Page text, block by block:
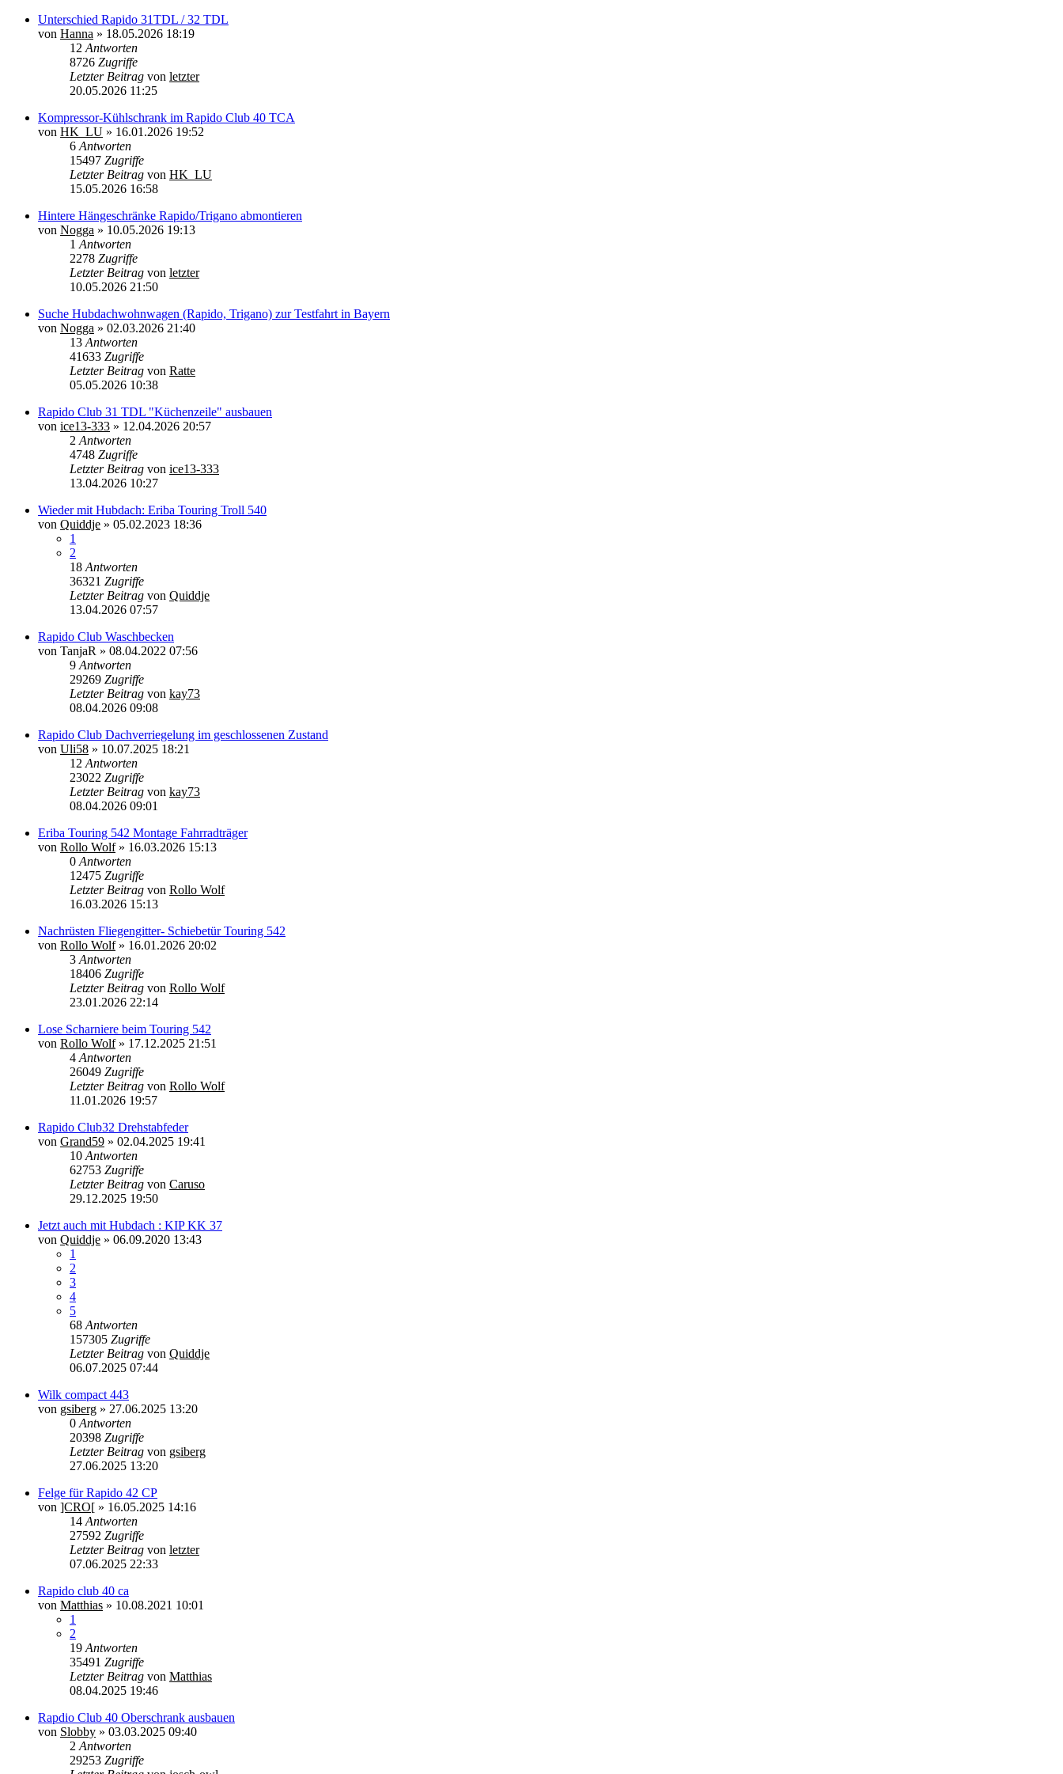
Unterschied Rapido 31TDL / 32 TDL
von Hanna » 18.05.2026 18:19
12 Antworten
8726 Zugriffe
Letzter Beitrag von letzter
20.05.2026 11:25
Kompressor-Kühlschrank im Rapido Club 40 TCA
von HK_LU » 16.01.2026 19:52
6 Antworten
15497 Zugriffe
Letzter Beitrag von HK_LU
15.05.2026 16:58
Hintere Hängeschränke Rapido/Trigano abmontieren
von Nogga » 10.05.2026 19:13
1 Antworten
2278 Zugriffe
Letzter Beitrag von letzter
10.05.2026 21:50
Suche Hubdachwohnwagen (Rapido, Trigano) zur Testfahrt in Bayern
von Nogga » 02.03.2026 21:40
13 Antworten
41633 Zugriffe
Letzter Beitrag von Ratte
05.05.2026 10:38
Rapido Club 31 TDL "Küchenzeile" ausbauen
von ice13-333 » 12.04.2026 20:57
2 Antworten
4748 Zugriffe
Letzter Beitrag von ice13-333
13.04.2026 10:27
Wieder mit Hubdach: Eriba Touring Troll 540
von Quiddje » 05.02.2023 18:36
1
2
18 Antworten
36321 Zugriffe
Letzter Beitrag von Quiddje
13.04.2026 07:57
Rapido Club Waschbecken
von TanjaR » 08.04.2022 07:56
9 Antworten
29269 Zugriffe
Letzter Beitrag von kay73
08.04.2026 09:08
Rapido Club Dachverriegelung im geschlossenen Zustand
von Uli58 » 10.07.2025 18:21
12 Antworten
23022 Zugriffe
Letzter Beitrag von kay73
08.04.2026 09:01
Eriba Touring 542 Montage Fahrradträger
von Rollo Wolf» 16.03.2026 15:13
0 Antworten
12475 Zugriffe
Letzter Beitrag von Rollo Wolf
16.03.2026 15:13
Nachrüsten Fliegengitter- Schiebetür Touring 542
von Rollo Wolf» 16.01.2026 20:02
3 Antworten
18406 Zugriffe
Letzter Beitrag von Rollo Wolf
23.01.2026 22:14
Lose Scharniere beim Touring 542
von Rollo Wolf» 17.12.2025 21:51
4 Antworten
26049 Zugriffe
Letzter Beitrag von Rollo Wolf
11.01.2026 19:57
Rapido Club32 Drehstabfeder
von Grand59 » 02.04.2025 19:41
10 Antworten
62753 Zugriffe
Letzter Beitrag von Caruso
29.12.2025 19:50
Jetzt auch mit Hubdach : KIP KK 37
von Quiddje » 06.09.2020 13:43
1
2
3
4
5
68 Antworten
157305 Zugriffe
Letzter Beitrag von Quiddje
06.07.2025 07:44
Wilk compact 443
von gsiberg » 27.06.2025 13:20
0 Antworten
20398 Zugriffe
Letzter Beitrag von gsiberg
27.06.2025 13:20
Felge für Rapido 42 CP
von ]CRO[ » 16.05.2025 14:16
14 Antworten
27592 Zugriffe
Letzter Beitrag von letzter
07.06.2025 22:33
Rapido club 40 ca
von Matthias » 10.08.2021 10:01
1
2
19 Antworten
35491 Zugriffe
Letzter Beitrag von Matthias
08.04.2025 19:46
Rapdio Club 40 Oberschrank ausbauen
von Slobby » 03.03.2025 09:40
2 Antworten
29253 Zugriffe